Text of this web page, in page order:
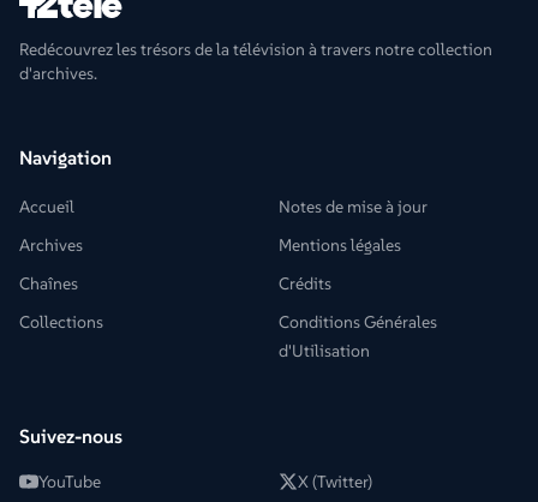
Redécouvrez les trésors de la télévision à travers notre collection
d'archives.
Navigation
Accueil
Archives
Chaînes
Collections
Notes de mise à jour
Mentions légales
Crédits
Conditions Générales
d'Utilisation
Suivez-nous
YouTube
X (Twitter)